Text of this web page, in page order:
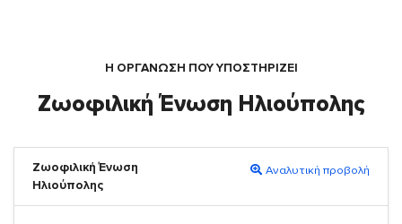
Η ΟΡΓΆΝΩΣΗ ΠΟΥ ΥΠΟΣΤΗΡΙΖΕΙ
Ζωοφιλική Ένωση Ηλιούπολης
Ζωοφιλική Ένωση
Ηλιούπολης
Αναλυτική προβολή